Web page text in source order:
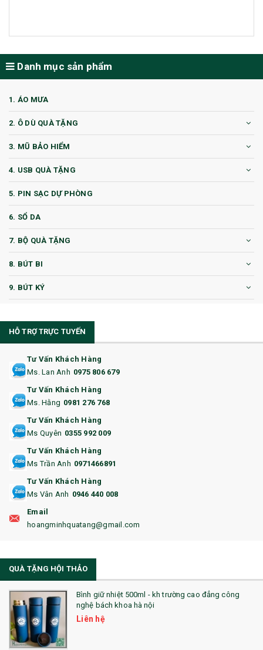
Danh mục sản phẩm
1. ÁO MƯA
2. Ô DÙ QUÀ TẶNG
3. MŨ BẢO HIỂM
4. USB QUÀ TẶNG
5. PIN SẠC DỰ PHÒNG
6. SỔ DA
7. BỘ QUÀ TẶNG
8. BÚT BI
9. BÚT KÝ
11. CỐC/BÌNH GIỮ NHIỆT
12. BÌNH NƯỚC
13. QUÀ TẶNG CAO CẤP
14. HỘP/VÍ ĐỰNG NAMECARD
15. BỘ BẤM MÓNG
16. BAO HỘ CHIẾU
18. ẤM CHÉN QUÀ TẶNG
19. ĐỒNG HỒ TREO TƯỜNG
22. ĐỒNG HỒ ĐỂ BÀN
23. QÙA TẶNG ĐỘC ĐÁO
24. QÙA TẶNG PHA LÊ
25. QUÀ TẶNG GLASSLOCK
HỖ TRỢ TRỰC TUYẾN
Tư Vấn Khách Hàng
Ms. Lan Anh 0975 806 679
Tư Vấn Khách Hàng
Ms. Hằng 0981 276 768
Tư Vấn Khách Hàng
Ms Quyên 0355 992 009
Tư Vấn Khách Hàng
Ms Trần Anh 0971466891
Tư Vấn Khách Hàng
Ms Vân Anh 0946 440 008
Email
hoangminhquatang@gmail.com
QUÀ TẶNG HỘI THẢO
Bình giữ nhiệt 500ml - kh trường cao đẳng công
nghệ bách khoa hà nội
Liên hệ